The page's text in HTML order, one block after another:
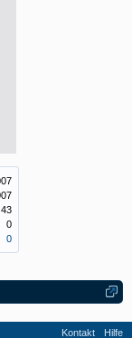
43
0
0
Kontakt Hilfe